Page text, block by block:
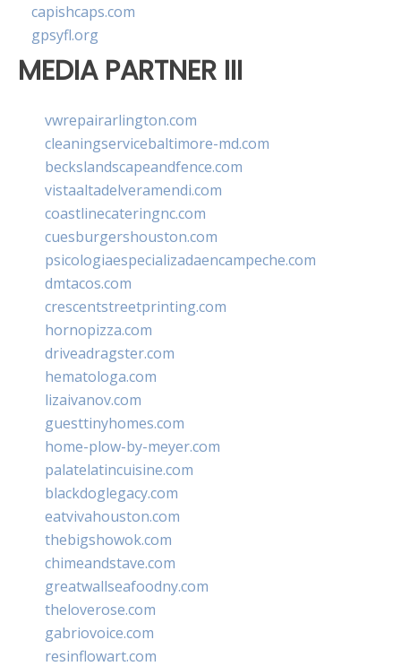
capishcaps.com
gpsyfl.org
MEDIA PARTNER III
vwrepairarlington.com
cleaningservicebaltimore-md.com
beckslandscapeandfence.com
vistaaltadelveramendi.com
coastlinecateringnc.com
cuesburgershouston.com
psicologiaespecializadaencampeche.com
dmtacos.com
crescentstreetprinting.com
hornopizza.com
driveadragster.com
hematologa.com
lizaivanov.com
guesttinyhomes.com
home-plow-by-meyer.com
palatelatincuisine.com
blackdoglegacy.com
eatvivahouston.com
thebigshowok.com
chimeandstave.com
greatwallseafoodny.com
theloverose.com
gabriovoice.com
resinflowart.com